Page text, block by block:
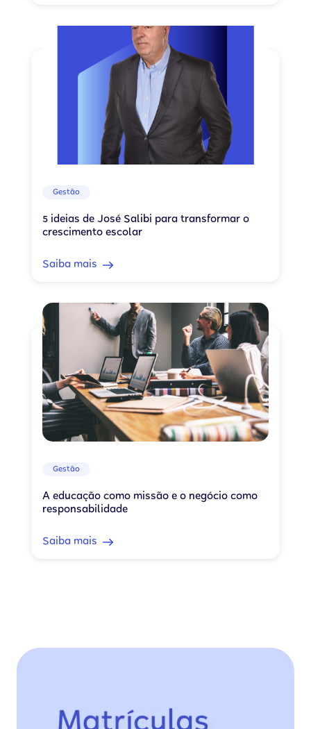
Gestão
5 ideias de José Salibi para transformar o
crescimento escolar
Saiba mais
Gestão
A educação como missão e o negócio como
responsabilidade
Saiba mais